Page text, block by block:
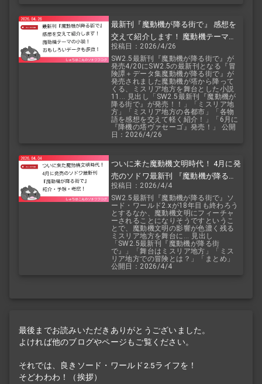
最新刊『魔動機が降る街で』 感想を
交えて紹介します！ 魔動機テーマの
小説！ おもしろいデータも多数！
投稿日：2026/4/26
SW2.5最新刊『魔動機が降る街で』が
発売4/20にSW2.5の最新刊となる『冒
険譚＋データ集魔動機が降る街で』が
発売されました魔動機が塔から降って
くる、ミスリア地方を舞台とした小説
11... 見出し「SW2.5最新刊『魔動機が
降る街で』が発売！！」「ミスリア地
方」「ミスリア地方の各都市」「各物
語を感想を交えて軽く紹介！」「6月に
『降機の塔ヴァセーゴ』発売！」 公開
日：2026/4/26
ついに来た魔動機文明時代！ 4月に発
売のソドワ最新刊 『魔動機が降る街
で』 紹介・予想・考察！
投稿日：2026/4/4
SW2.5最新刊『魔動機が降る街で』ソ
ード・ワールド2.xが18年目も終わろう
とするなか、魔動機文明にフィーチャ
ーされることになりそうですというこ
とで、魔動機文明の影響が色濃く残る
ミスリア地方を舞台に... 見出し
「SW2.5最新刊『魔動機が降る街
で』」「舞台はミスリア地方」「ミス
リア地方での冒険とは？」「まとめ」
公開日：2026/4/4
最後までお読みいただきありがとうございました。
よければ他のブログやページもご覧ください。
それでは、良きソード・ワールド2.5ライフを！
そどわわわ！（挨拶）